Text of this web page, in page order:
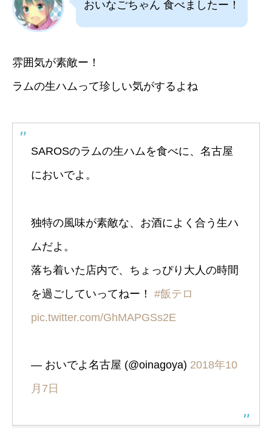
おいなごちゃん 食べましたー！
雰囲気が素敵ー！
ラムの生ハムって珍しい気がするよね
SAROSのラムの生ハムを食べに、名古屋
においでよ。
独特の風味が素敵な、お酒によく合う生ハ
ムだよ。
落ち着いた店内で、ちょっぴり大人の時間
を過ごしていってねー！ #飯テロ
pic.twitter.com/GhMAPGSs2E
— おいでよ名古屋 (@oinagoya) 2018年10
月7日